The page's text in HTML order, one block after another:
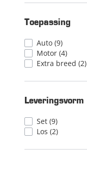
Toepassing
Auto (9)
Motor (4)
Extra breed (2)
Leveringsvorm
Set (9)
Los (2)